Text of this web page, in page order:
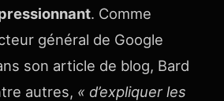
. Comme
général de Google
son article de blog, Bard
autres, « d’expliquer les